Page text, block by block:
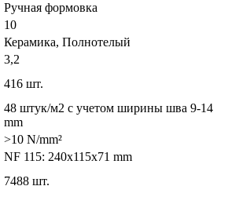
Ручная формовка
10
Керамика, Полнотелый
3,2
416 шт.
48 штук/м2 с учетом ширины шва 9-14
mm
>10 N/mm²
NF 115: 240x115x71 mm
7488 шт.